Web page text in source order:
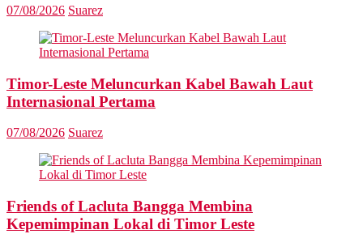
07/08/2026 Suarez
Timor-Leste Meluncurkan Kabel Bawah Laut
Internasional Pertama
07/08/2026 Suarez
Friends of Lacluta Bangga Membina
Kepemimpinan Lokal di Timor Leste